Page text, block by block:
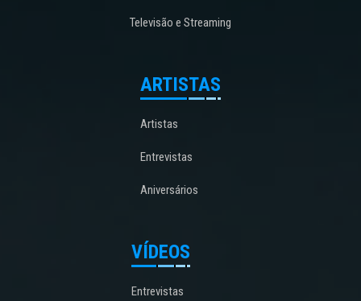
Televisão e Streaming
ARTISTAS
Artistas
Entrevistas
Aniversários
VÍDEOS
Entrevistas